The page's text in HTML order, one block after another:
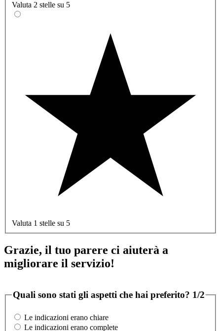
Valuta 2 stelle su 5
Valuta 1 stelle su 5
Grazie, il tuo parere ci aiuterà a
migliorare il servizio!
Quali sono stati gli aspetti che hai preferito? 1/2
Le indicazioni erano chiare
Le indicazioni erano complete